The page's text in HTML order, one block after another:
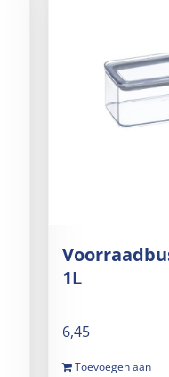
1L
6,45
Toevoegen aan